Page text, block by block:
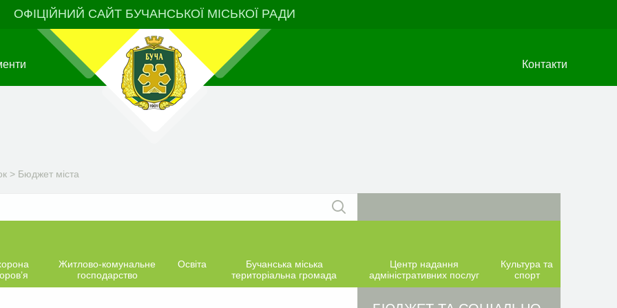
ОФІЦІЙНИЙ САЙТ БУЧАНСЬКОЇ МІСЬКОЇ РАДИ
Контакти
> Бюджет міста
Житлово-комунальне
господарство
Освіта
Бучанська міська
територіальна громада
Центр надання
адміністративних послуг
Культура та
спорт